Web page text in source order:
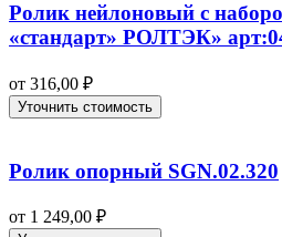
Ролик нейлоновый с
«стандарт» РОЛТЭК»
от 316,00 ₽
Уточнить стоимость
Ролик опорный SGN.02.320
от 1 249,00 ₽